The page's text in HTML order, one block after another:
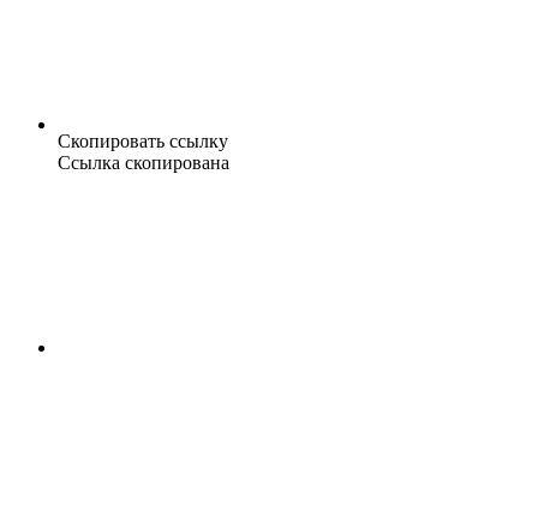
Скопировать ссылку
Ссылка скопирована